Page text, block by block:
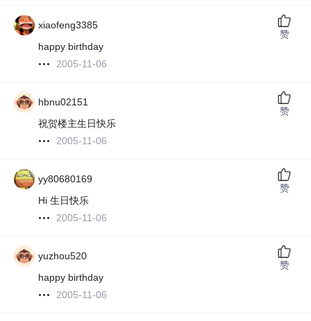
xiaofeng3385
happy birthday
2005-11-06
赞
hbnu02151
祝贺楼主生日快乐
2005-11-06
赞
yy80680169
Hi 生日快乐
2005-11-06
赞
yuzhou520
happy birthday
2005-11-06
赞